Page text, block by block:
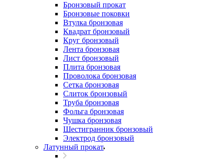
Бронзовый прокат
Бронзовые поковки
Втулка бронзовая
Квадрат бронзовый
Круг бронзовый
Лента бронзовая
Лист бронзовый
Плита бронзовая
Проволока бронзовая
Сетка бронзовая
Слиток бронзовый
Труба бронзовая
Фольга бронзовая
Чушка бронзовая
Шестигранник бронзовый
Электрод бронзовый
Латунный прокат